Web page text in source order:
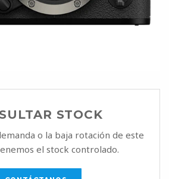
STOCK
o la baja rotación de este
el stock controlado.